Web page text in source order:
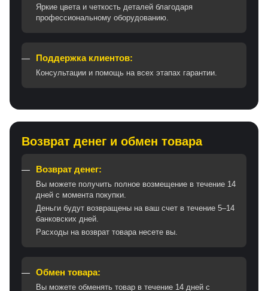
Яркие цвета и четкость деталей благодаря
профессиональному оборудованию.
Поддержка клиентов:
Консультации и помощь на всех этапах гарантии.
Возврат денег и обмен товара
Возврат денег:
Вы можете получить полное возмещение в течение 14
дней с момента покупки.
Деньги будут возвращены на ваш счет в течение 5–14
банковских дней.
Расходы на возврат товара несете вы.
Обмен товара:
Вы можете обменять товар в течение 14 дней с